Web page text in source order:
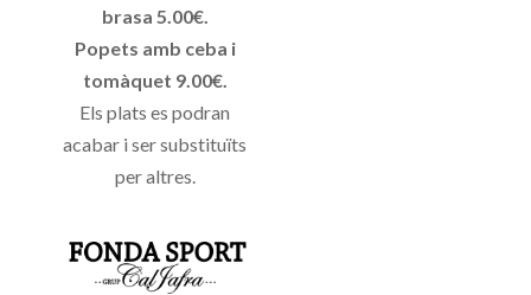
brasa 5.00€.
Popets amb ceba i
tomàquet 9.00€.
Els plats es podran
acabar i ser substituïts
per altres.